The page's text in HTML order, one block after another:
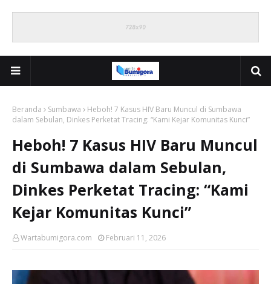
Beranda Sumbawa
Heboh! 7 Kasus HIV Baru Muncul di Sumbawa
dalam Sebulan, Dinkes Perketat Tracing: “Kami Kejar Komunitas Kunci”
Heboh! 7 Kasus HIV Baru Muncul
di Sumbawa dalam Sebulan,
Dinkes Perketat Tracing: “Kami
Kejar Komunitas Kunci”
Wartabumigora.com Februari 11, 2026